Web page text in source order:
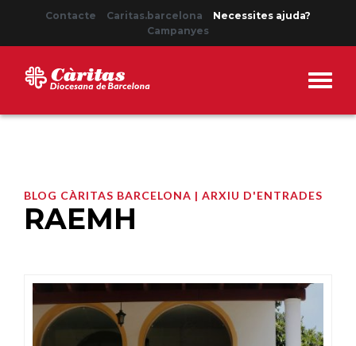
Contacte Caritas.barcelona
Necessites ajuda?
Campanyes
BLOG CÀRITAS BARCELONA | ARXIU D'ENTRADES
RAEMH